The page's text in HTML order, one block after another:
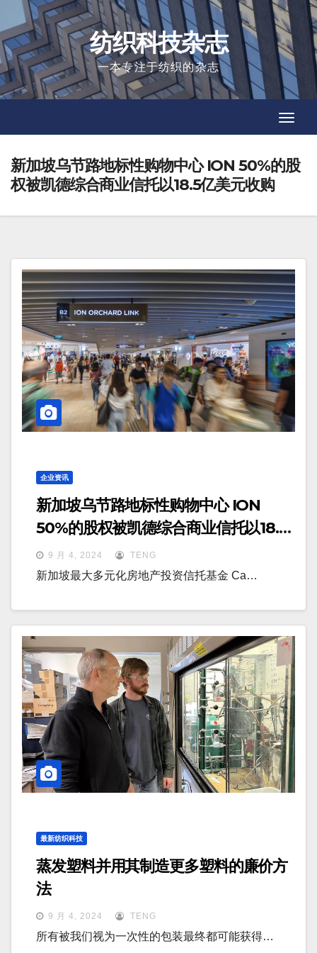
to
content
纺织科技杂志
一本专注于纺织的杂志
新加坡乌节路地标性购物中心 ION 50%的股
权被凯德综合商业信托以18.5亿美元收购
企业资讯
新加坡乌节路地标性购物中心 ION
50%的股权被凯德综合商业信托以18.5
亿美元收购
9 月 4, 2024 TENG
新加坡最大多元化房地产投资信托基金 Ca…
最新纺织科技
蒸发塑料并用其制造更多塑料的廉价方
法
9 月 4, 2024 TENG
所有被我们视为一次性的包装最终都可能获得…